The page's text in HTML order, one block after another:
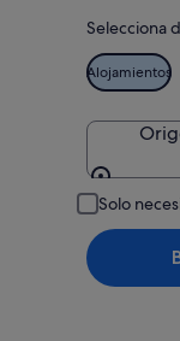
Selecciona
Alojamientos
Solo